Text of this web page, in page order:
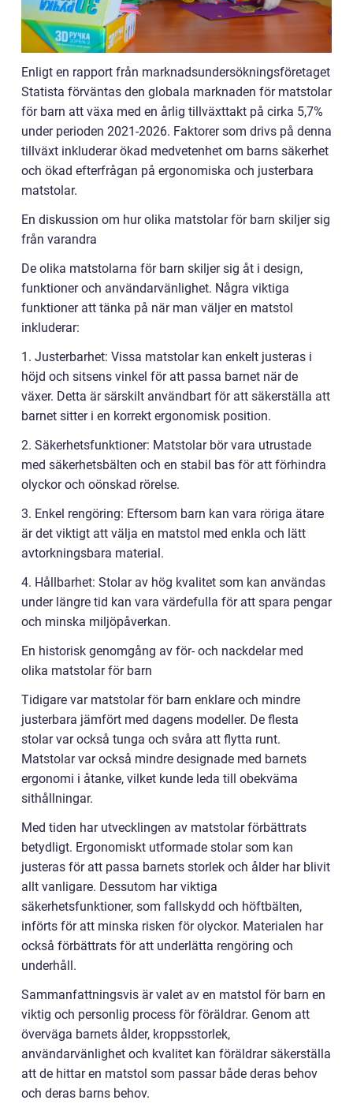
Enligt en rapport från marknadsundersökningsföretaget
Statista förväntas den globala marknaden för matstolar
för barn att växa med en årlig tillväxttakt på cirka 5,7%
under perioden 2021-2026. Faktorer som drivs på denna
tillväxt inkluderar ökad medvetenhet om barns säkerhet
och ökad efterfrågan på ergonomiska och justerbara
matstolar.
En diskussion om hur olika matstolar för barn skiljer sig
från varandra
De olika matstolarna för barn skiljer sig åt i design,
funktioner och användarvänlighet. Några viktiga
funktioner att tänka på när man väljer en matstol
inkluderar:
1. Justerbarhet: Vissa matstolar kan enkelt justeras i
höjd och sitsens vinkel för att passa barnet när de
växer. Detta är särskilt användbart för att säkerställa att
barnet sitter i en korrekt ergonomisk position.
2. Säkerhetsfunktioner: Matstolar bör vara utrustade
med säkerhetsbälten och en stabil bas för att förhindra
olyckor och oönskad rörelse.
3. Enkel rengöring: Eftersom barn kan vara röriga ätare
är det viktigt att välja en matstol med enkla och lätt
avtorkningsbara material.
4. Hållbarhet: Stolar av hög kvalitet som kan användas
under längre tid kan vara värdefulla för att spara pengar
och minska miljöpåverkan.
En historisk genomgång av för- och nackdelar med
olika matstolar för barn
Tidigare var matstolar för barn enklare och mindre
justerbara jämfört med dagens modeller. De flesta
stolar var också tunga och svåra att flytta runt.
Matstolar var också mindre designade med barnets
ergonomi i åtanke, vilket kunde leda till obekväma
sithållningar.
Med tiden har utvecklingen av matstolar förbättrats
betydligt. Ergonomiskt utformade stolar som kan
justeras för att passa barnets storlek och ålder har blivit
allt vanligare. Dessutom har viktiga
säkerhetsfunktioner, som fallskydd och höftbälten,
införts för att minska risken för olyckor. Materialen har
också förbättrats för att underlätta rengöring och
underhåll.
Sammanfattningsvis är valet av en matstol för barn en
viktig och personlig process för föräldrar. Genom att
överväga barnets ålder, kroppsstorlek,
användarvänlighet och kvalitet kan föräldrar säkerställa
att de hittar en matstol som passar både deras behov
och deras barns behov.